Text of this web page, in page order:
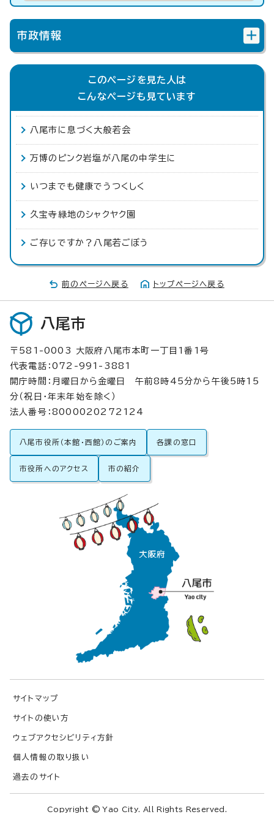
市政情報
このページを見た人は
こんなページも見ています
八尾市に息づく大般若会
万博のピンク岩塩が八尾の中学生に
いつまでも健康でうつくしく
久宝寺緑地のシャクヤク園
ご存じですか？八尾若ごぼう
前のページへ戻る トップページへ戻る
八尾市
〒581-0003 大阪府八尾市本町一丁目1番1号
代表電話：072-991-3881
開庁時間：月曜日から金曜日 午前8時45分から午後5時15
分（祝日・年末年始を除く）
法人番号：8000020272124
八尾市役所（本館・西館）のご案内 各課の窓口
市役所へのアクセス 市の紹介
サイトマップ
サイトの使い方
ウェブアクセシビリティ方針
個人情報の取り扱い
過去のサイト
Copyright © Yao City. All Rights Reserved.